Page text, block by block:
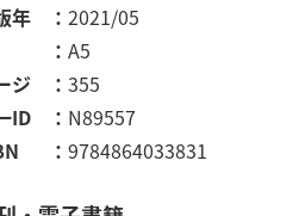
年
2021/05
A5
ジ
355
ID
N89557
9784864033831